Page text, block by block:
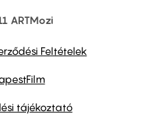
ARTMozi
Feltételek
tájékoztató